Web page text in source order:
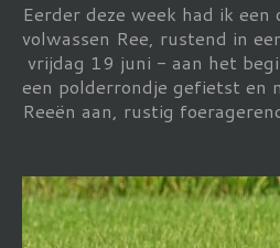
Eerder deze week had ik
volwassen Ree, rustend in
vrijdag 19 juni - aan het
een polderrondje gefietst en
Reeën aan, rustig